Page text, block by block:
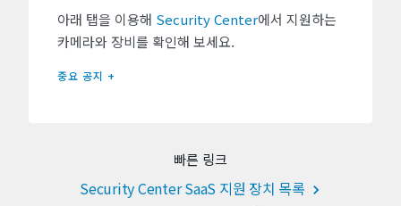
아래 탭을 이용해 Security Center에서 지원하는
카메라와 장비를 확인해 보세요.
중요 공지 +
빠른 링크
Security Center SaaS 지원 장치 목록